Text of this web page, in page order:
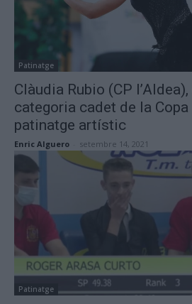
Patinatge
Clàudia Rubio (CP
categoria cadet de la
patinatge artístic
Enric Alguero setembre 14, 2021
Patinatge